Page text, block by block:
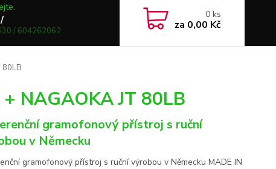
/ 604262062
0ks
za 0,00 Kč
80LB
NAGAOKA JT 80LB
gramofonový přístroj s ruční
v Německu
gramofonový přístroj s ruční výrobou v Německu MADE IN